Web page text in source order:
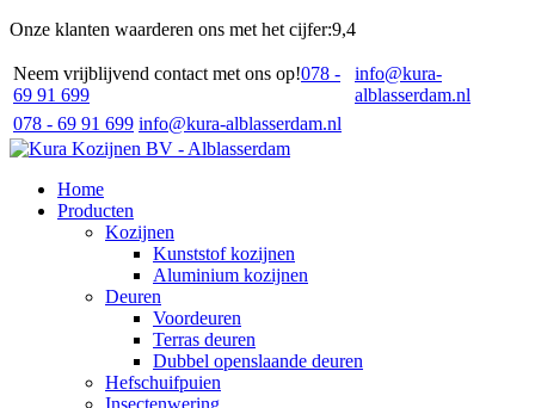
Onze klanten waarderen ons met het cijfer:9,4
Neem vrijblijvend contact met ons op!078 -
69 91 699
info@kura-
alblasserdam.nl
078 - 69 91 699 info@kura-alblasserdam.nl
Home
Producten
Kozijnen
Kunststof kozijnen
Aluminium kozijnen
Deuren
Voordeuren
Terras deuren
Dubbel openslaande deuren
Hefschuifpuien
Insectenwering